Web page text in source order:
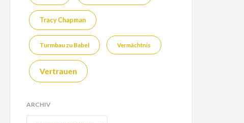
Tracy Chapman
Turmbau zu Babel Vermächtnis
Vertrauen
ARCHIV